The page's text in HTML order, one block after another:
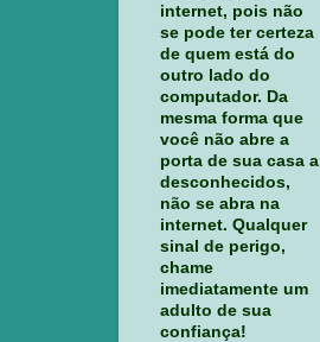
internet, pois não
se pode ter certeza
de quem está do
outro lado do
computador. Da
mesma forma que
você não abre a
porta de sua casa a
desconhecidos,
não se abra na
internet. Qualquer
sinal de perigo,
chame
imediatamente um
adulto de sua
confiança!